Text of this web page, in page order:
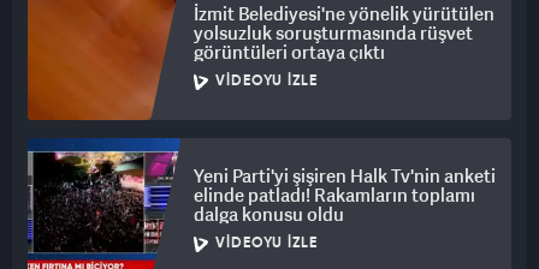
İzmit Belediyesi'ne yönelik yürütülen
yolsuzluk soruşturmasında rüşvet
görüntüleri ortaya çıktı
VIDEOYU İZLE
Yeni Parti'yi şişiren Halk Tv'nin anketi
elinde patladı! Rakamların toplamı
dalga konusu oldu
VIDEOYU İZLE